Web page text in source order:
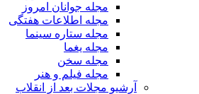
مجله جوانان امروز
مجله اطلاعات هفتگی
مجله ستاره سینما
مجله یغما
مجله سخن
مجله فیلم و هنر
آرشیو مجلات بعد از انقلاب